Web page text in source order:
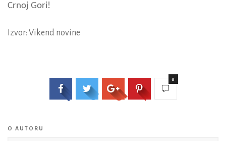
Crnoj Gori!
Izvor: Vikend novine
0
O AUTORU